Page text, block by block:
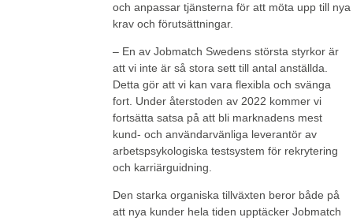
och anpassar tjänsterna för att möta upp till nya
krav och förutsättningar.
– En av Jobmatch Swedens största styrkor är
att vi inte är så stora sett till antal anställda.
Detta gör att vi kan vara flexibla och svänga
fort. Under återstoden av 2022 kommer vi
fortsätta satsa på att bli marknadens mest
kund- och användarvänliga leverantör av
arbetspsykologiska testsystem för rekrytering
och karriärguidning.
Den starka organiska tillväxten beror både på
att nya kunder hela tiden upptäcker Jobmatch